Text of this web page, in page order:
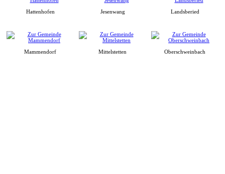
Hattenhofen Jesenwang Landsberied
Mammendorf Mittelstetten Oberschweinbach